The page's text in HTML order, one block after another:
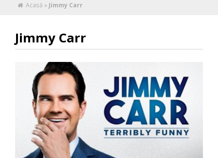
Acasă » Jimmy Carr
Jimmy Carr